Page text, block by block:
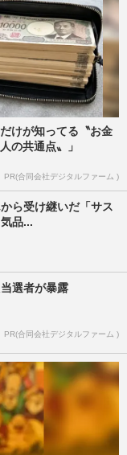
だけが知ってる〝お金
の共通点〟」
PR(合同会社デジタルファーム )
ら受け継いだ「サス
品...
選者が暴露
PR(合同会社デジタルファーム )